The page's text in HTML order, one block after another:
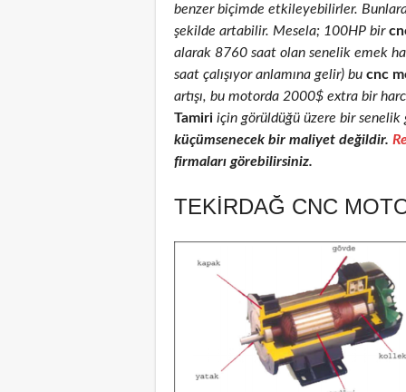
benzer biçimde etkileyebilirler.
şekilde artabilir. Mesela; 100HP bir
alarak 8760 saat olan senelik emek
saat çalışıyor anlamına gelir) bu cnc
artışı, bu motorda 2000$ extra bir
Tamiri için görüldüğü üzere bir senelik
küçümsenecek bir maliyet değildir.
firmaları görebilirsiniz.
TEKIRDAĞ CNC